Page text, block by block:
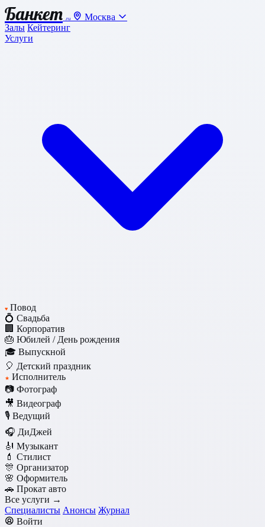
Банкет .ru
Москва
Залы Кейтеринг
Услуги
♥ Повод
💍 Свадьба
🏢 Корпоратив
🎂 Юбилей / День рождения
🎓 Выпускной
🎈 Детский праздник
★ Исполнитель
📷 Фотограф
🎥 Видеограф
🎙️ Ведущий
🎧 ДиДжей
🎻 Музыкант
💄 Стилист
🎊 Организатор
🌸 Оформитель
🚗 Прокат авто
Все услуги →
Специалисты Анонсы Журнал
Войти